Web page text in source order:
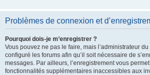
Problèmes de connexion et
Pourquoi dois-je m’enregistrer ?
Vous pouvez ne pas le faire, mais l’administrateur
configuré les forums afin qu’il soit nécessaire de
messages. Par ailleurs, l’enregistrement vous
fonctionnalités supplémentaires inaccessibles aux